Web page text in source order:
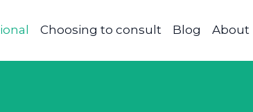
Choosing to consult Blog About